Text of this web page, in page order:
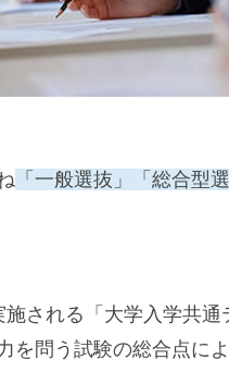
「一般選抜」「総合型
施される「大学入学共
を問う試験の総合点に